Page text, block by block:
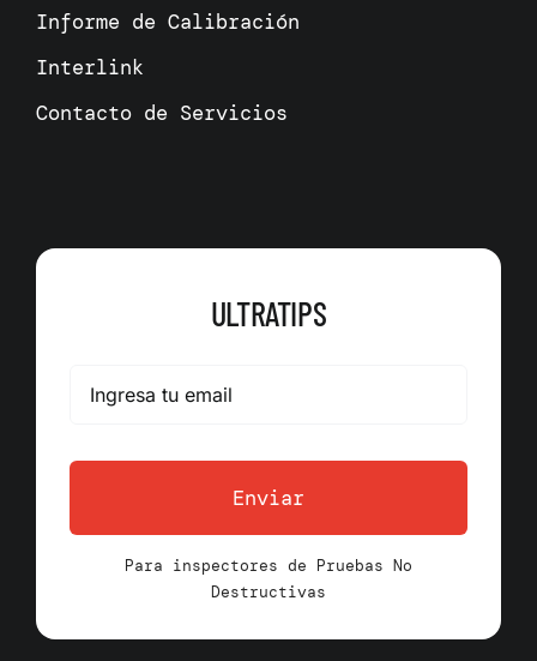
Informe de Calibración
Interlink
Contacto de Servicios
ULTRATIPS
Enviar
Para inspectores de Pruebas No
Destructivas